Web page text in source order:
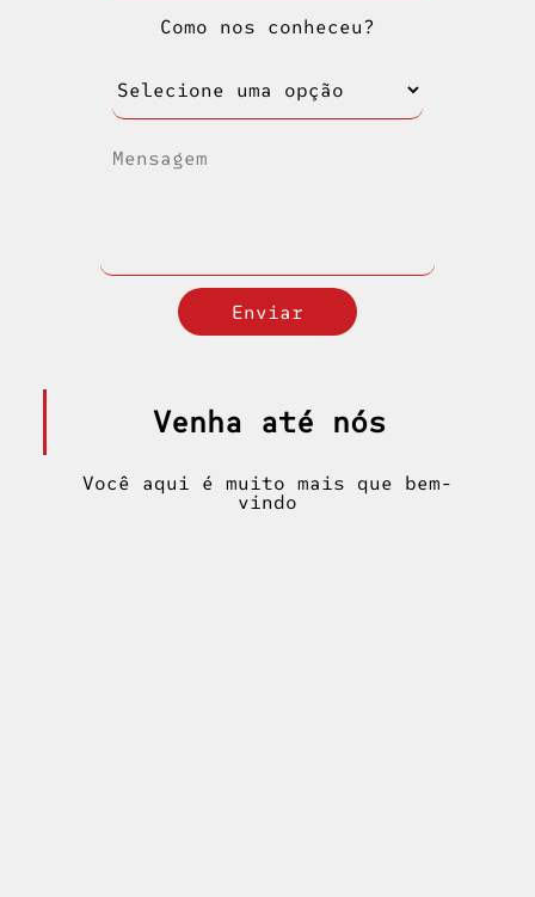
Como nos conheceu?
Venha até nós
Você aqui é muito mais que bem-
vindo